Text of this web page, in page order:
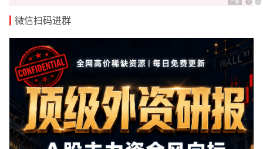
广告 ? x
微信扫码进群